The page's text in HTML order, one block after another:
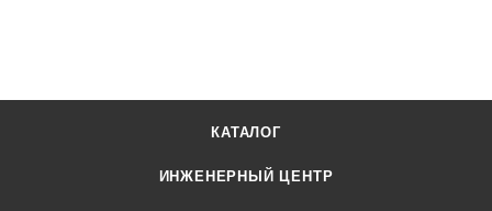
КАТАЛОГ
ИНЖЕНЕРНЫЙ ЦЕНТР